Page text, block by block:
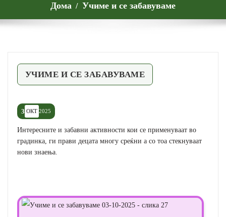
Дома Учиме и се забавуваме
УЧИМЕ И СЕ ЗАБАВУВАМЕ
3 ОКТ 2025
Интересните и забавни активности кои се применуваат во
градинка, ги прави децата многу среќни а со тоа стекнуваат
нови знаења.